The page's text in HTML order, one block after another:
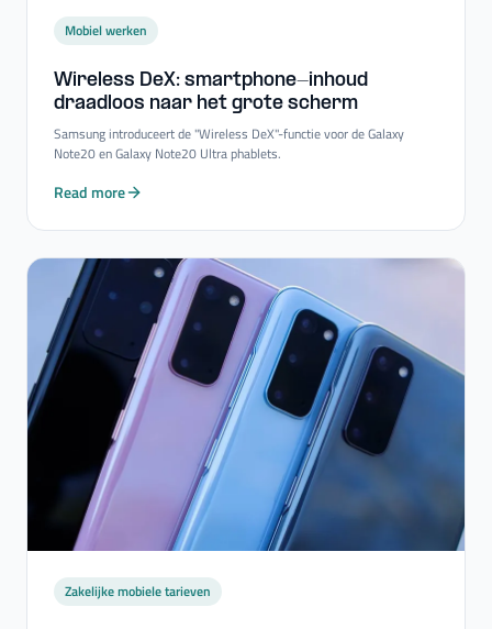
Mobiel werken
Wireless DeX: smartphone-​inhoud
draadloos naar het grote scherm
Samsung introduceert de "Wireless DeX"-functie voor de Galaxy
Note20 en Galaxy Note20 Ultra phablets.
Read more
Zakelijke mobiele tarieven